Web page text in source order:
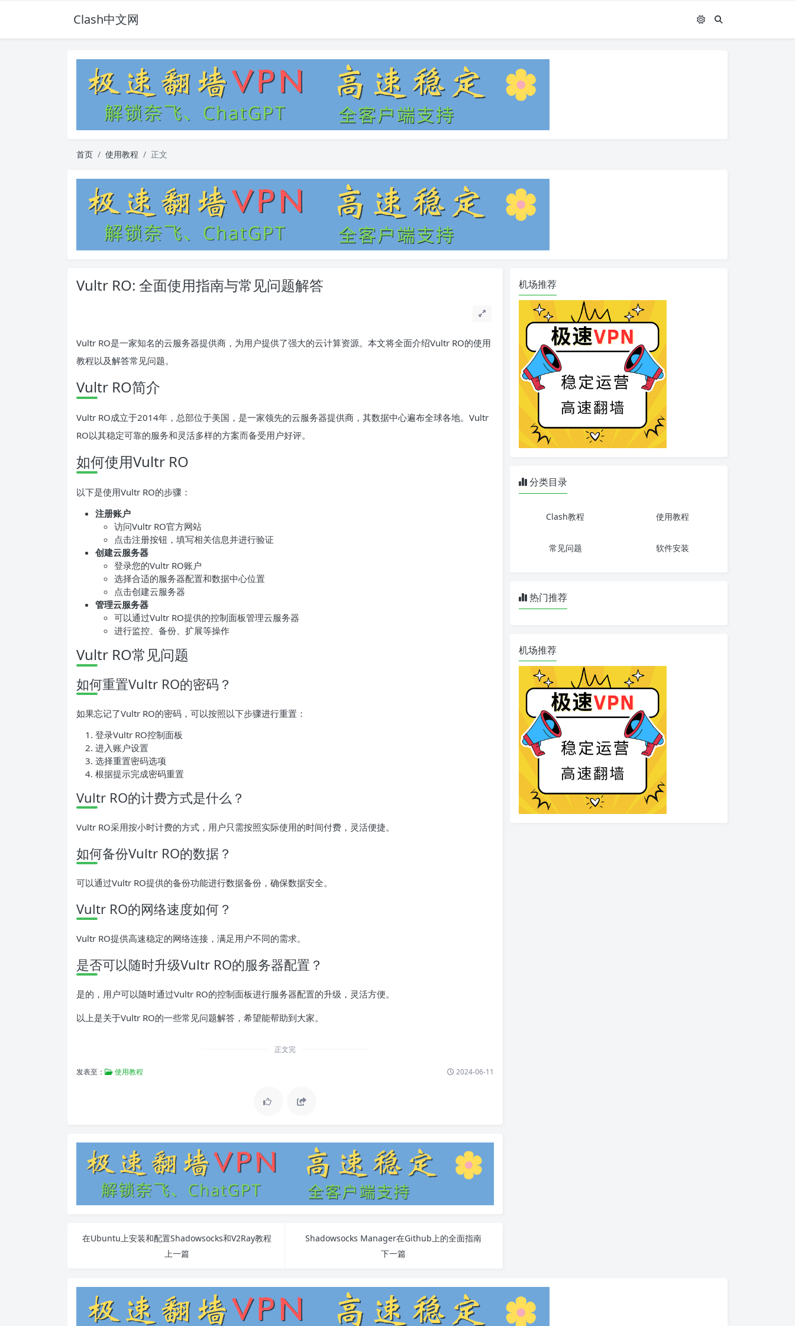
Clash中文网
首页 使用教程 正文
Vultr RO: 全面使用指南与常见问题解答
Vultr RO是一家知名的云服务器提供商，为用户提供了强大的云计算资源。本文将全面介绍Vultr RO的使用
教程以及解答常见问题。
Vultr RO简介
Vultr RO成立于2014年，总部位于美国，是一家领先的云服务器提供商，其数据中心遍布全球各地。Vultr
RO以其稳定可靠的服务和灵活多样的方案而备受用户好评。
如何使用Vultr RO
以下是使用Vultr RO的步骤：
注册账户
访问Vultr RO官方网站
点击注册按钮，填写相关信息并进行验证
创建云服务器
登录您的Vultr RO账户
选择合适的服务器配置和数据中心位置
点击创建云服务器
管理云服务器
可以通过Vultr RO提供的控制面板管理云服务器
进行监控、备份、扩展等操作
Vultr RO常见问题
如何重置Vultr RO的密码？
如果忘记了Vultr RO的密码，可以按照以下步骤进行重置：
登录Vultr RO控制面板
进入账户设置
选择重置密码选项
根据提示完成密码重置
Vultr RO的计费方式是什么？
Vultr RO采用按小时计费的方式，用户只需按照实际使用的时间付费，灵活便捷。
如何备份Vultr RO的数据？
可以通过Vultr RO提供的备份功能进行数据备份，确保数据安全。
Vultr RO的网络速度如何？
Vultr RO提供高速稳定的网络连接，满足用户不同的需求。
是否可以随时升级Vultr RO的服务器配置？
是的，用户可以随时通过Vultr RO的控制面板进行服务器配置的升级，灵活方便。
以上是关于Vultr RO的一些常见问题解答，希望能帮助到大家。
正文完
发表至： 使用教程 2024-06-11
在Ubuntu上安装和配置Shadowsocks和V2Ray教程
上一篇
Shadowsocks Manager在Github上的全面指南
下一篇
机场推荐
分类目录
Clash教程 使用教程
常见问题 软件安装
热门推荐
机场推荐